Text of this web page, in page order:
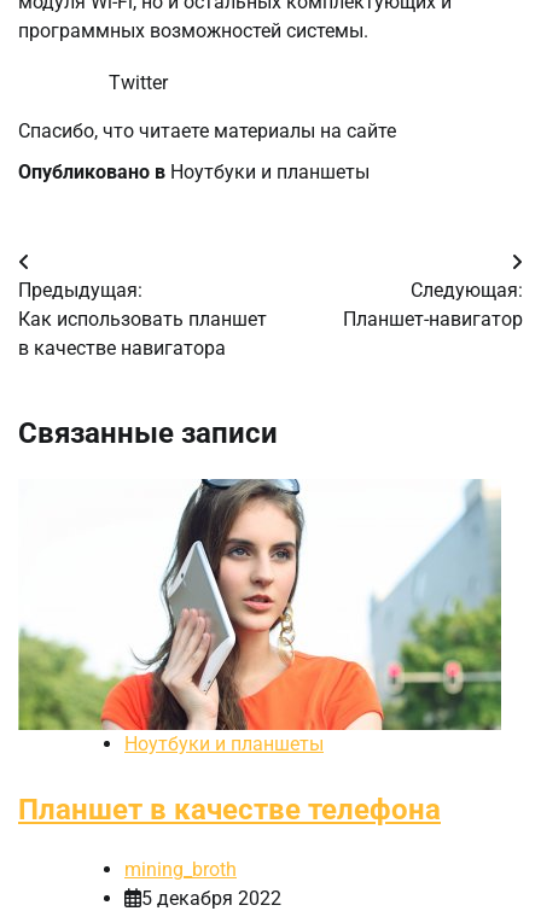
программных возможностей системы.
Twitter
Спасибо, что читаете материалы на сайте
Опубликовано в Ноутбуки и планшеты
Навигация
по
записям
Предыдущая:
Как использовать планшет
в качестве навигатора
Следующая:
Планшет-навигатор
Связанные записи
Ноутбуки и планшеты
Планшет в качестве телефона
mining_broth
5 декабря 2022